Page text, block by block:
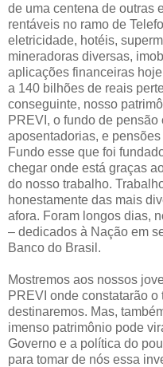
de uma centena de outras
rentáveis no ramo de
eletricidade, hotéis,
mineradoras diversas,
aplicações financeiras
a 140 bilhões de reais
conseguinte, nosso
PREVI, o fundo de
aposentadorias, e
Fundo esse que foi
chegar onde está graças
do nosso trabalho.
honestamente das mais
afora. Foram longos dias,
– dedicados à Nação em
Banco do Brasil.
Mostremos aos nossos
PREVI onde constatarão
destinaremos. Mas,
imenso patrimônio pode
Governo e a política do
para tomar de nós essa